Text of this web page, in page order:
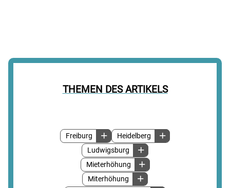
THEMEN DES ARTIKELS
Freiburg
Heidelberg
Ludwigsburg
Mieterhöhung
Miterhöhung